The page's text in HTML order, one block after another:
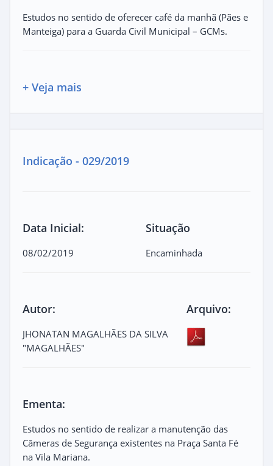
Estudos no sentido de oferecer café da manhã (Pães e
Manteiga) para a Guarda Civil Municipal – GCMs.
+ Veja mais
Indicação - 029/2019
Data Inicial:
08/02/2019
Situação
Encaminhada
Autor:
JHONATAN MAGALHÃES DA SILVA
"MAGALHÃES"
Arquivo:
Ementa:
Estudos no sentido de realizar a manutenção das
Câmeras de Segurança existentes na Praça Santa Fé
na Vila Mariana.